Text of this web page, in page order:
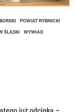
POWIAT RYBNICKI
ŚLĄSKI WYWIAD